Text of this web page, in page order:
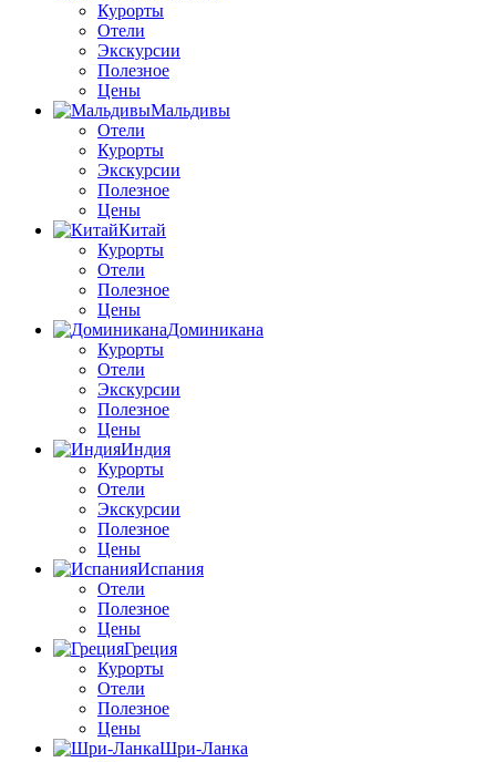
Курорты
Отели
Экскурсии
Полезное
Цены
Мальдивы
Отели
Курорты
Экскурсии
Полезное
Цены
Китай
Курорты
Отели
Полезное
Цены
Доминикана
Курорты
Отели
Экскурсии
Полезное
Цены
Индия
Курорты
Отели
Экскурсии
Полезное
Цены
Испания
Отели
Полезное
Цены
Греция
Курорты
Отели
Полезное
Цены
Шри-Ланка